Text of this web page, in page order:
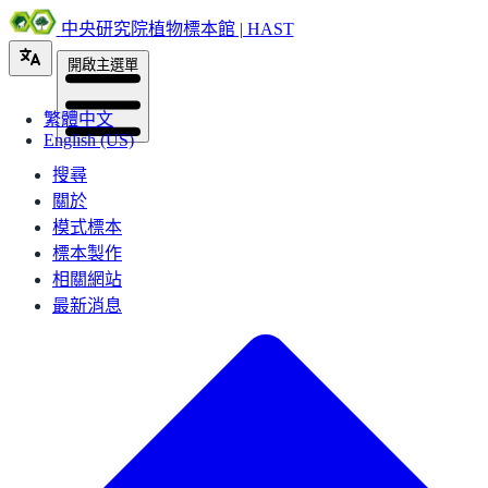
中央研究院植物標本館 | HAST
繁體中文
English (US)
開啟主選單
搜尋
關於
模式標本
標本製作
相關網站
最新消息